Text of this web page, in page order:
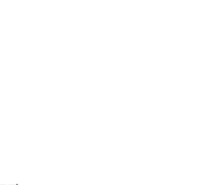
富邦商業銀行
商業銀行